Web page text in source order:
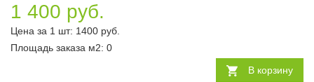
1 400 руб.
Цена за 1 шт: 1400 руб.
Площадь заказа м2: 0
В корзину